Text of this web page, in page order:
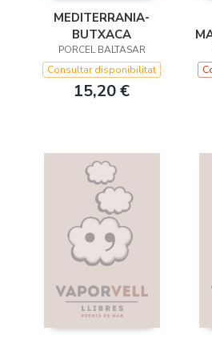
MEDITERRANIA-
BUTXACA
PORCEL BALTASAR
Consultar disponibilitat
15,20 €